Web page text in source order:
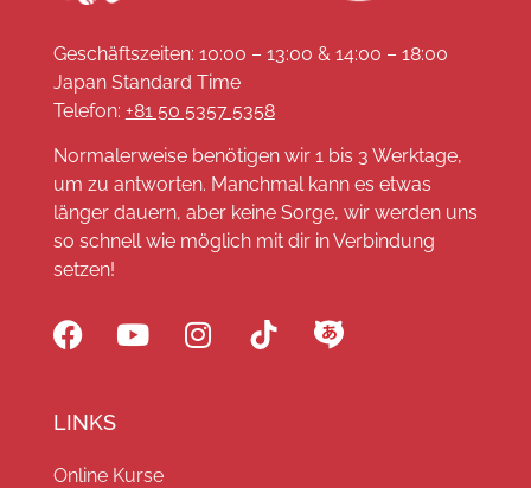
Geschäftszeiten: 10:00 – 13:00 & 14:00 – 18:00
Japan Standard Time
Telefon: +81 50 5357 5358
Normalerweise benötigen wir 1 bis 3 Werktage,
um zu antworten. Manchmal kann es etwas
länger dauern, aber keine Sorge, wir werden uns
so schnell wie möglich mit dir in Verbindung
setzen!
LINKS
Online Kurse